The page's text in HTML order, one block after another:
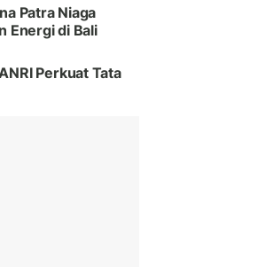
Patra Niaga
Energi di Bali
Perkuat Tata